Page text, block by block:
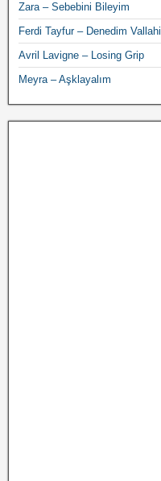
Zara – Sebebini Bileyim
Ferdi Tayfur – Denedim Vallahi
Avril Lavigne – Losing Grip
Meyra – Aşklayalım